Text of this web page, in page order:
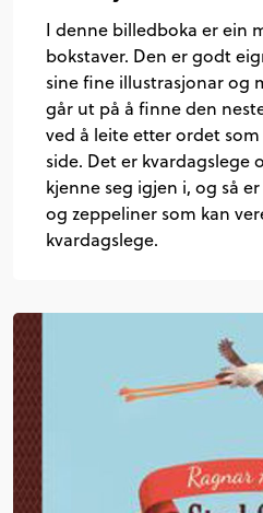
I denne billedboka er ein
bokstaver. Den er godt
sine fine illustrasjonar og
går ut på å finne den
ved å leite etter ordet
side. Det er kvardagslege
kjenne seg igjen i, og så
og zeppeliner som kan
kvardagslege.